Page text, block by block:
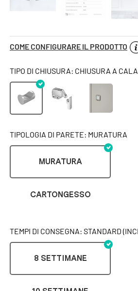
COME CONFIGURARE IL PRODOTTO
TIPO DI CHIUSURA: CHIUSURA A
TIPOLOGIA DI PARETE: MURATURA
MURATURA
CARTONGESSO
TEMPI DI CONSEGNA: STANDARD
8 SETTIMANE